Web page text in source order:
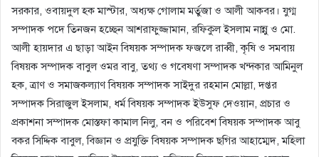
সরকার, ওবায়দুল হক মাস্টার, অধ্যক্ষ গোলাম মর্তুজা ও আলী আকবর। যুগ্ম
সম্পাদক পদে তিনজন হচ্ছেন আশরাফুজ্জামান, রফিকুল ইসলাম নান্নু ও মো.
আলী হায়দার এ ছাড়া আইন বিষয়ক সম্পাদক ফজলে রাব্বী, কৃষি ও সমবায়
বিষয়ক সম্পাদক বাবুল ওমর বাবু, তথ্য ও গবেষণা সম্পাদক খন্দকার আমিনুল
হক, ত্রাণ ও সমাজকল্যাণ বিষয়ক সম্পাদক সাইদুর রহমান মোল্লা, দপ্তর
সম্পাদক সিরাজুল ইসলাম, ধর্ম বিষয়ক সম্পাদক ইউসুফ দেওয়ান, প্রচার ও
প্রকাশনা সম্পাদক মোস্তফা কামাল নিলু, বন ও পরিবেশ বিষয়ক সম্পাদক আবু
বকর সিদ্দিক বাবুল, বিজ্ঞান ও প্রযুক্তি বিষয়ক সম্পাদক ছগির আহাম্মেদ, মহিলা